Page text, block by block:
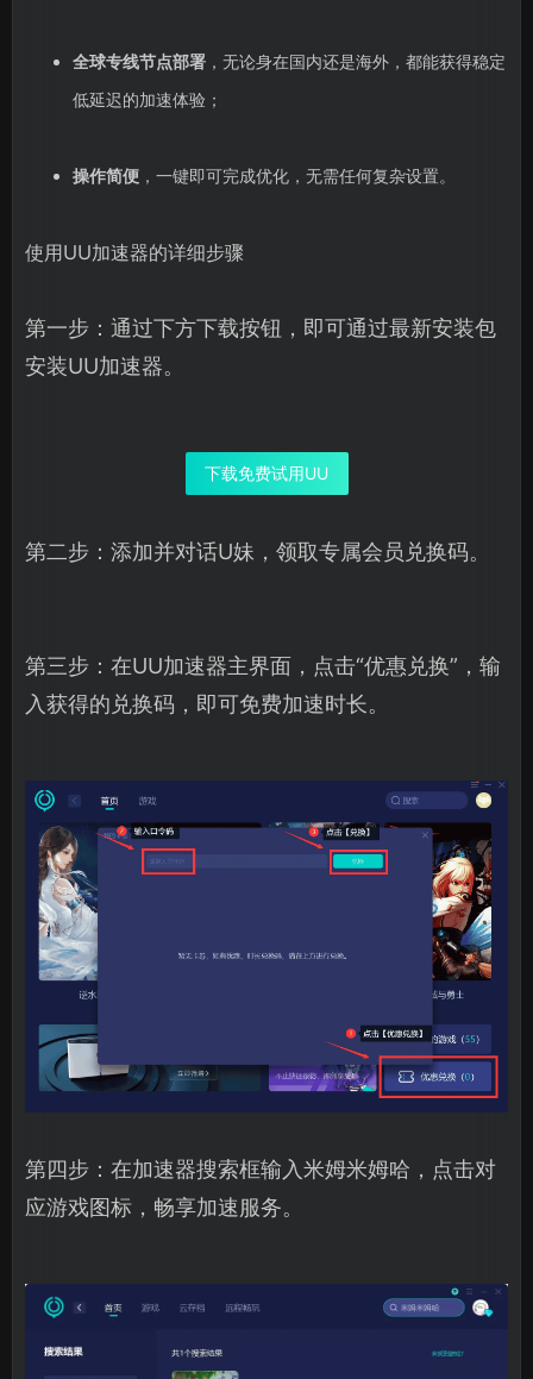
全球专线节点部署，无论身在国内还是海外，都能获得稳定
低延迟的加速体验；
操作简便，一键即可完成优化，无需任何复杂设置。
使用UU加速器的详细步骤
第一步：通过下方下载按钮，即可通过最新安装包
安装UU加速器。
下载免费试用UU
第二步：添加并对话U妹，领取专属会员兑换码。
第三步：在UU加速器主界面，点击“优惠兑换”，输
入获得的兑换码，即可免费加速时长。
第四步：在加速器搜索框输入米姆米姆哈，点击对
应游戏图标，畅享加速服务。